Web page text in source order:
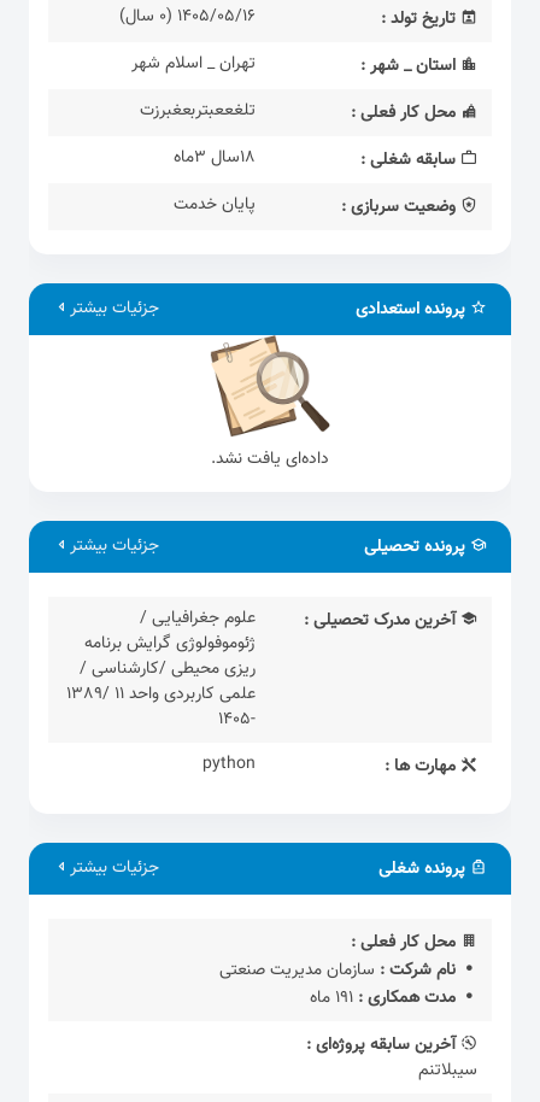
تاریخ تولد :
1405/05/16 (0 سال)
استان _ شهر :
تهران _ اسلام شهر
محل کار فعلی :
تلغععبتربعغبرزت
سابقه شغلی :
18سال 3ماه
وضعیت سربازی :
پایان خدمت
پرونده استعدادی جزئیات بیشتر
داده‌ای یافت نشد.
پرونده تحصیلی جزئیات بیشتر
آخرین مدرک تحصیلی :
علوم جغرافیایی /
ژئوموفولوژی گرایش برنامه
ریزی محیطی /کارشناسی /
علمی کاربردی واحد 11 /1389
-1405
مهارت ها :
python
پرونده شغلی جزئیات بیشتر
محل کار فعلی :
نام شرکت : سازمان مدیریت صنعتی
مدت همکاری :
آخرین سابقه پروژه‌ای :
سیبلاتنم